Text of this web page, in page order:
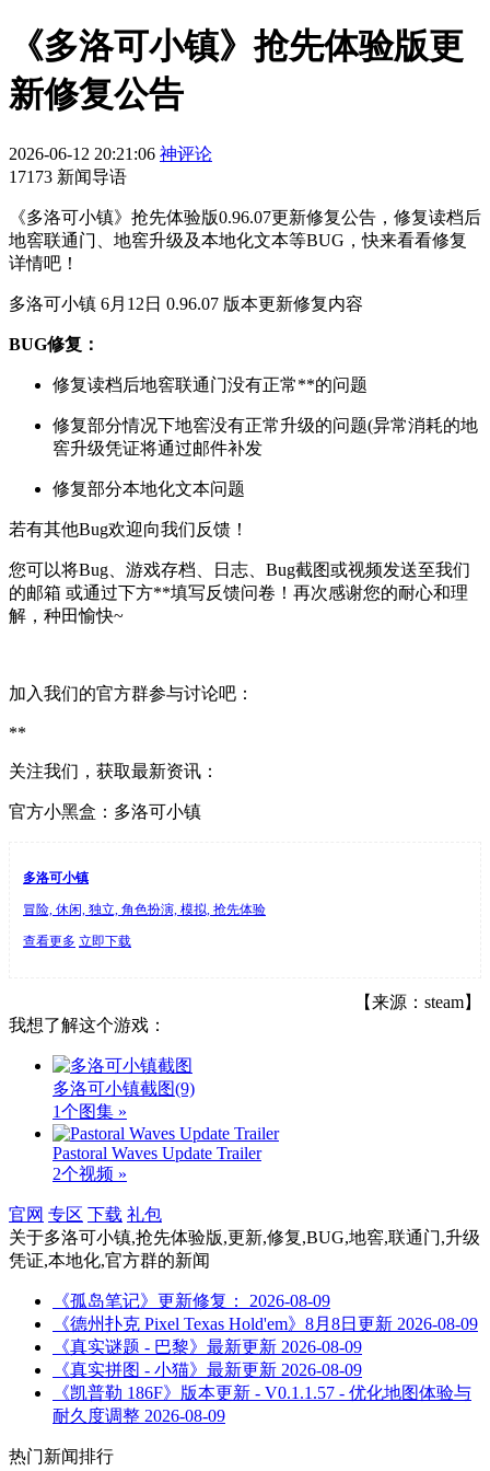
《多洛可小镇》抢先体验版更
新修复公告
2026-06-12 20:21:06 神评论
17173 新闻导语
《多洛可小镇》抢先体验版0.96.07更新修复公告，修复读档后
地窖联通门、地窖升级及本地化文本等BUG，快来看看修复
详情吧！
多洛可小镇 6月12日 0.96.07 版本更新修复内容
BUG修复：
修复读档后地窖联通门没有正常**的问题
修复部分情况下地窖没有正常升级的问题(异常消耗的地
窖升级凭证将通过邮件补发
修复部分本地化文本问题
若有其他Bug欢迎向我们反馈！
您可以将Bug、游戏存档、日志、Bug截图或视频发送至我们
的邮箱 或通过下方**填写反馈问卷！再次感谢您的耐心和理
解，种田愉快~
加入我们的官方群参与讨论吧：
**
关注我们，获取最新资讯：
官方小黑盒：多洛可小镇
多洛可小镇
冒险, 休闲, 独立, 角色扮演, 模拟, 抢先体验
查看更多 立即下载
【来源：steam】
我想了解这个游戏：
多洛可小镇截图(9)
1个图集 »
Pastoral Waves Update Trailer
2个视频 »
官网 专区 下载 礼包
关于多洛可小镇,抢先体验版,更新,修复,BUG,地窖,联通门,升级
凭证,本地化,官方群的新闻
《孤岛笔记》更新修复：
2026-08-09
《德州扑克 Pixel Texas Hold'em》8月8日更新 2026-08-09
《真实谜题 - 巴黎》最新更新 2026-08-09
《真实拼图 - 小猫》最新更新 2026-08-09
《凯普勒 186F》版本更新 - V0.1.1.57 - 优化地图体验与
耐久度调整 2026-08-09
热门新闻排行